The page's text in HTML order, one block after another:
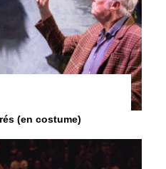
(en costume)